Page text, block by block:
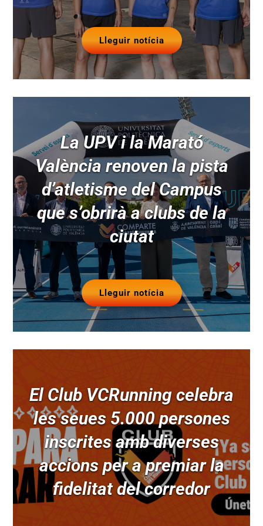
Lleguir notícia
La UPV i la Marató
València renoven la pista
d’atletisme del Campus
que s’obrirà a clubs de la
ciutat
Lleguir notícia
El Club VCRunning celebra
les seues 5.000 persones
inscrites amb diverses
accions per a premiar la
fidelitat del corredor